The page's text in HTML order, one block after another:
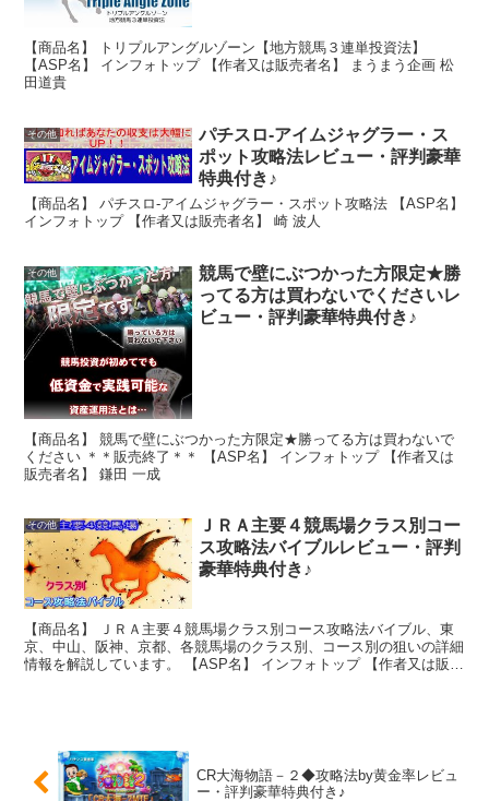
【商品名】 トリプルアングルゾーン【地方競馬３連単投資法】
【ASP名】 インフォトップ 【作者又は販売者名】 まうまう企画 松
田道貴
その他
パチスロ-アイムジャグラー・ス
ポット攻略法レビュー・評判豪華
特典付き♪
【商品名】 パチスロ-アイムジャグラー・スポット攻略法 【ASP名】
インフォトップ 【作者又は販売者名】 崎 波人
その他
競馬で壁にぶつかった方限定★勝
ってる方は買わないでくださいレ
ビュー・評判豪華特典付き♪
【商品名】 競馬で壁にぶつかった方限定★勝ってる方は買わないで
ください ＊＊販売終了＊＊ 【ASP名】 インフォトップ 【作者又は
販売者名】 鎌田 一成
その他
ＪＲＡ主要４競馬場クラス別コー
ス攻略法バイブルレビュー・評判
豪華特典付き♪
【商品名】 ＪＲＡ主要４競馬場クラス別コース攻略法バイブル、東
京、中山、阪神、京都、各競馬場のクラス別、コース別の狙いの詳細
情報を解説しています。 【ASP名】 インフォトップ 【作者又は販売
CR大海物語－２◆攻略法by黄金率レビュ
ー・評判豪華特典付き♪